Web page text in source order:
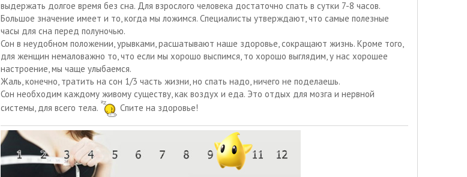
выдержать долгое время без сна. Для взрослого человека достаточно спать в сутки 7-8 часов.
Большое значение имеет и то, когда мы ложимся. Специалисты утверждают, что самые полезные
часы для сна перед полуночью.
Сон в неудобном положении, урывками, расшатывают наше здоровье, сокращают жизнь. Кроме того,
для женщин немаловажно то, что если мы хорошо выспимся, то хорошо выглядим, у нас хорошее
настроение, мы чаще улыбаемся.
Жаль, конечно, тратить на сон 1/3 часть жизни, но спать надо, ничего не поделаешь.
Сон необходим каждому живому существу, как воздух и еда. Это отдых для мозга и нервной
системы, для всего тела.
Спите на здоровье!